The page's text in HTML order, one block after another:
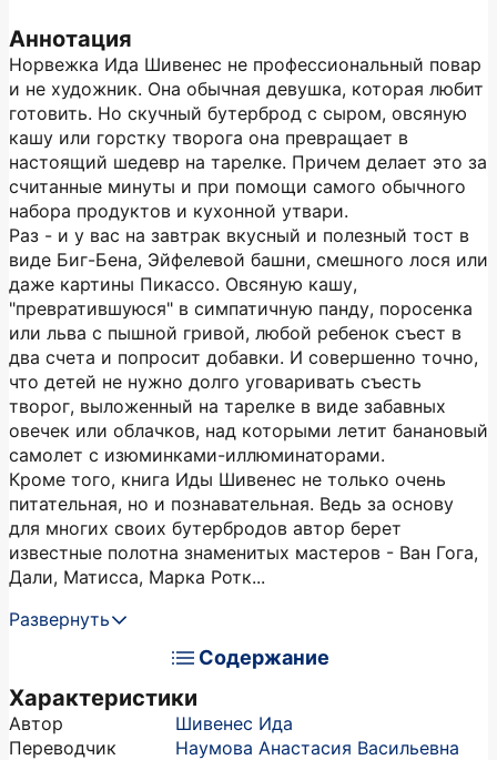
Аннотация
Норвежка Ида Шивенес не профессиональный повар
и не художник. Она обычная девушка, которая любит
готовить. Но скучный бутерброд с сыром, овсяную
кашу или горстку творога она превращает в
настоящий шедевр на тарелке. Причем делает это за
считанные минуты и при помощи самого обычного
набора продуктов и кухонной утвари.
Раз - и у вас на завтрак вкусный и полезный тост в
виде Биг-Бена, Эйфелевой башни, смешного лося или
даже картины Пикассо. Овсяную кашу,
"превратившуюся" в симпатичную панду, поросенка
или льва с пышной гривой, любой ребенок съест в
два счета и попросит добавки. И совершенно точно,
что детей не нужно долго уговаривать съесть
творог, выложенный на тарелке в виде забавных
овечек или облачков, над которыми летит банановый
самолет с изюминками-иллюминаторами.
Кроме того, книга Иды Шивенес не только очень
питательная, но и познавательная. Ведь за основу
для многих своих бутербродов автор берет
известные полотна знаменитых мастеров - Ван Гога,
Дали, Матисса, Марка Ротк...
Развернуть
Содержание
Характеристики
Автор
Шивенес Ида
Переводчик
Наумова Анастасия Васильевна